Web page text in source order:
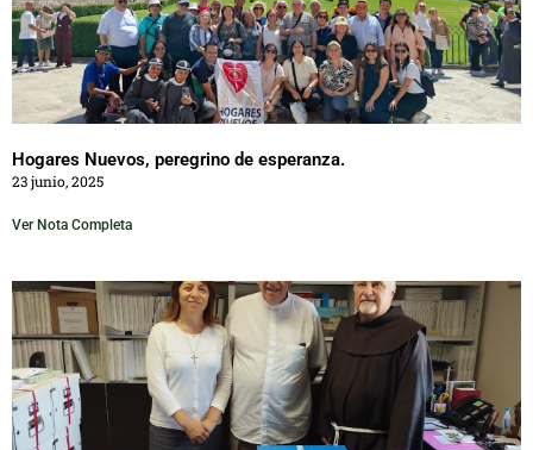
Hogares Nuevos, peregrino de esperanza.
23 junio, 2025
Ver Nota Completa